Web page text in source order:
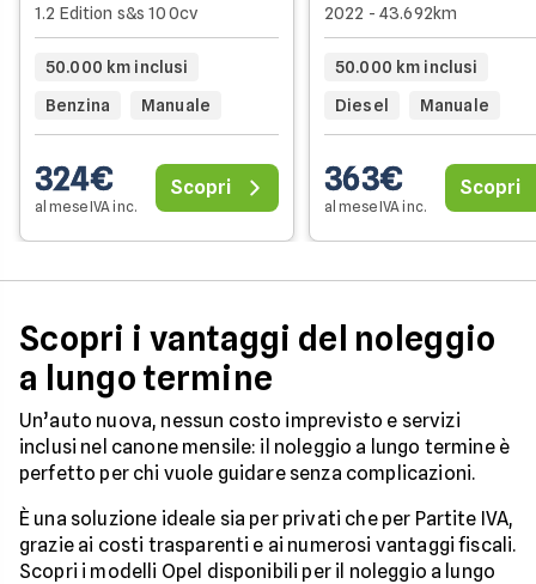
1.2 Edition s&s 100cv
50.000 km inclusi
Benzina
Manuale
324€
al mese IVA inc.
Scopri
2022 - 43.692km
50.000 km inclusi
Diesel
Manuale
363€
al mese IVA inc.
Scopri
Scopri i vantaggi del noleggio
a lungo termine
Un’auto nuova, nessun costo imprevisto e servizi
inclusi nel canone mensile: il noleggio a lungo termine è
perfetto per chi vuole guidare senza complicazioni.
È una soluzione ideale sia per privati che per Partite IVA,
grazie ai costi trasparenti e ai numerosi vantaggi fiscali.
Scopri i modelli Opel disponibili per il noleggio a lungo